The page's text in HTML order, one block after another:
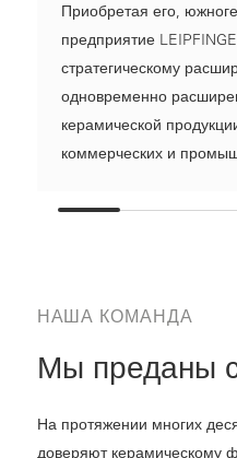
Приобретая его,
предприятие
стратегическому
одновременно
керамической
коммерческих и
НАША КОМАНДА
Мы преданы
На протяжении многих
доверяют керамическому